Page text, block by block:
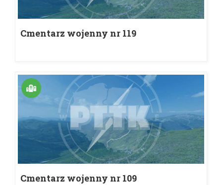
Cmentarz wojenny nr 119
Cmentarz wojenny nr 109